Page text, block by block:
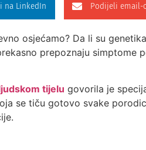
na LinkedIn Podijeli email-
osjećamo? Da li su
prepoznaju simptome
tijelu govorila je
se tiču gotovo svake